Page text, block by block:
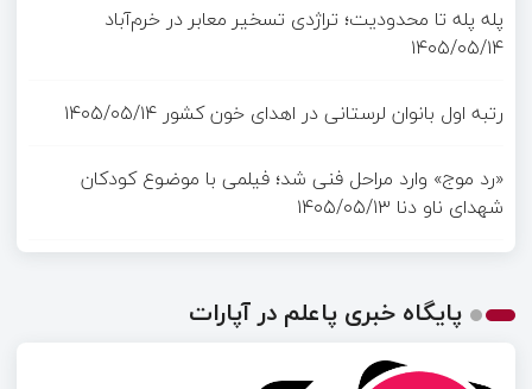
پله پله تا محدودیت؛ تراژدی تسخیر معابر در خرم‌آباد
۱۴۰۵/۰۵/۱۴
رتبه اول بانوان لرستانی در اهدای خون کشور ۱۴۰۵/۰۵/۱۴
«رد موج» وارد مراحل فنی شد؛ فیلمی با موضوع کودکان
شهدای ناو دنا ۱۴۰۵/۰۵/۱۳
پایگاه خبری پاعلم در آپارات